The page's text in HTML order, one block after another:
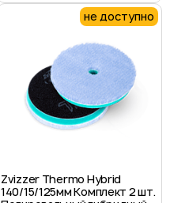
не доступно
Zvizzer Thermo Hybrid
140/15/125мм Комплект 2 шт.